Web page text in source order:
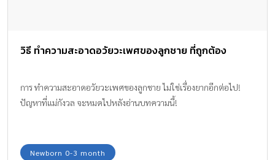
วิธี ทำความสะอาดอวัยวะเพศของลูกชาย ที่ถูกต้อง
การ ทำความสะอาดอวัยวะเพศของลูกชาย ไม่ใช่เรื่องยากอีกต่อไป!
ปัญหาที่แม่กังวล จะหมดไปหลังอ่านบทความนี้!
Newborn 0-3 month